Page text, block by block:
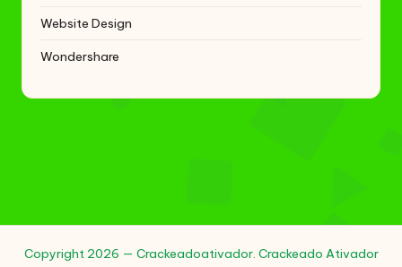
Website Design
Wondershare
Copyright 2026 — Crackeadoativador. Crackeado Ativador